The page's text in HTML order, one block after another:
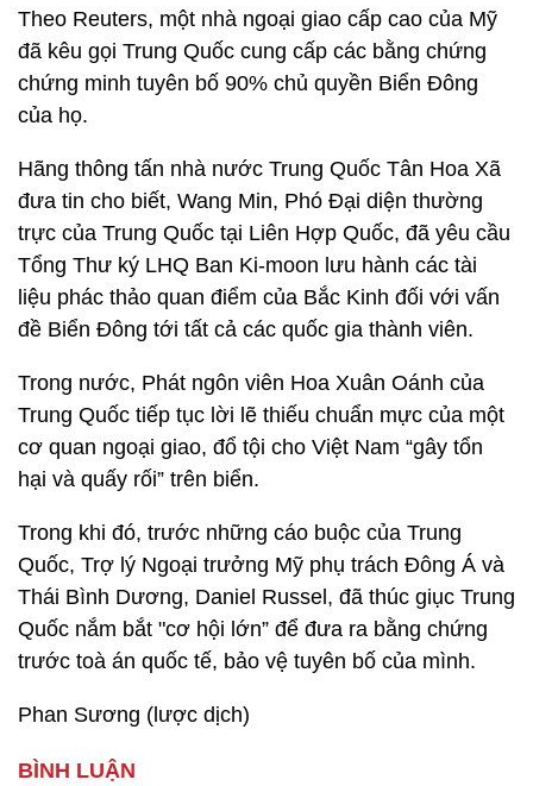
Theo Reuters, một nhà ngoại giao cấp cao của Mỹ
đã kêu gọi Trung Quốc cung cấp các bằng chứng
chứng minh tuyên bố 90% chủ quyền Biển Đông
của họ.
Hãng thông tấn nhà nước Trung Quốc Tân Hoa Xã
đưa tin cho biết, Wang Min, Phó Đại diện thường
trực của Trung Quốc tại Liên Hợp Quốc, đã yêu cầu
Tổng Thư ký LHQ Ban Ki-moon lưu hành các tài
liệu phác thảo quan điểm của Bắc Kinh đối với vấn
đề Biển Đông tới tất cả các quốc gia thành viên.
Trong nước, Phát ngôn viên Hoa Xuân Oánh của
Trung Quốc tiếp tục lời lẽ thiếu chuẩn mực của một
cơ quan ngoại giao, đổ tội cho Việt Nam “gây tổn
hại và quấy rối” trên biển.
Trong khi đó, trước những cáo buộc của Trung
Quốc, Trợ lý Ngoại trưởng Mỹ phụ trách Đông Á và
Thái Bình Dương, Daniel Russel, đã thúc giục Trung
Quốc nắm bắt "cơ hội lớn” để đưa ra bằng chứng
trước toà án quốc tế, bảo vệ tuyên bố của mình.
Phan Sương (lược dịch)